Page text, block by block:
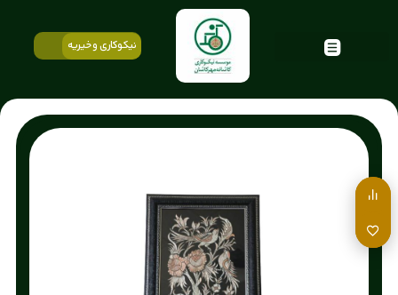
نیکوکاری و خیریه